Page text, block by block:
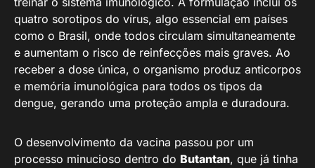
quatro sorotipos do vírus, algo essencial em países
como o Brasil, onde todos circulam simultaneamente
e aumentam o risco de reinfecções mais graves. Ao
receber a dose única, o organismo produz anticorpos
e memória imunológica para todos os tipos da
dengue, gerando uma proteção ampla e duradoura.
O desenvolvimento da vacina passou por um
processo minucioso dentro do Butantan, que já tinha